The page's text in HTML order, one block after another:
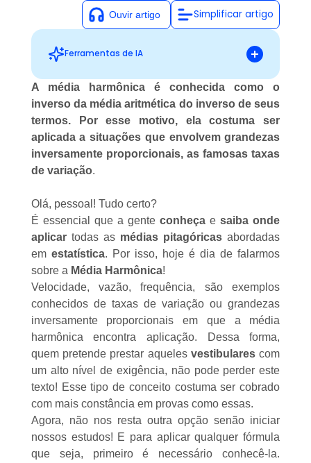
Simplificar artigo
Ferramentas de IA
A média harmônica é conhecida como o
inverso da média aritmética do inverso de seus
termos. Por esse motivo, ela costuma ser
aplicada a situações que envolvem grandezas
inversamente proporcionais, as famosastaxas
de variação.
Olá, pessoal! Tudo certo?
É essencial que a genteconheça esaiba onde
aplicar todas as médias pitagóricasabordadas
em estatística. Por isso, hoje é dia de falarmos
sobre a Média Harmônica!
Velocidade, vazão, frequência, são exemplos
conhecidos de taxas de variação ou grandezas
inversamente proporcionais em que a média
harmônica encontra aplicação. Dessa forma,
quem pretende prestar aqueles vestibularescom
um alto nível de exigência, não pode perder este
texto! Esse tipo de conceito costuma ser cobrado
com mais constância em provas como essas.
Agora, não nos resta outra opção senão iniciar
nossos estudos! E para aplicar qualquer fórmula
que seja, primeiro é necessário conhecê-la.